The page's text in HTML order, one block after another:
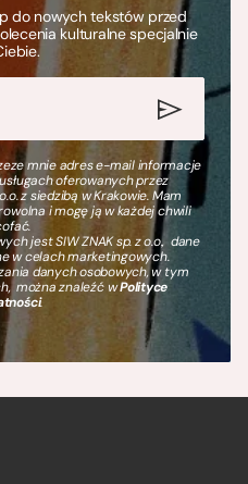
do nowych tekstów przed
kulturalne specjalnie
mnie adres e-mail informacje
oferowanych przez
z siedzibą w Krakowie. Mam
i mogę ją w każdej chwili
jest SIW ZNAK sp. z o.o., dane
w celach marketingowych.
danych osobowych, w tym
można znaleźć wPolityce
.